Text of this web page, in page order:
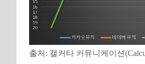
출처: 캘커타 커뮤니케이션